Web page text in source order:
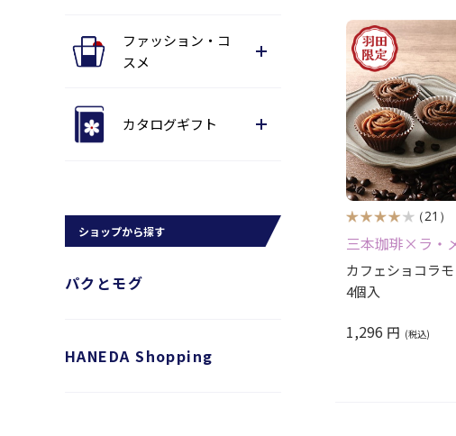
ファッション・コ
スメ
カタログギフト
ショップから探す
パクとモグ
HANEDA Shopping
（21）
三本珈琲×ラ・
カフェショコラ
4個入
1,296 円